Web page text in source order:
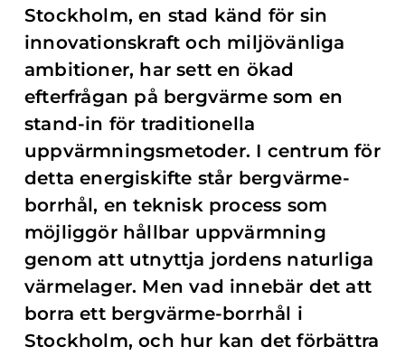
Stockholm, en stad känd för sin
innovationskraft och miljövänliga
ambitioner, har sett en ökad
efterfrågan på bergvärme som en
stand-in för traditionella
uppvärmningsmetoder. I centrum för
detta energiskifte står bergvärme-
borrhål, en teknisk process som
möjliggör hållbar uppvärmning
genom att utnyttja jordens naturliga
värmelager. Men vad innebär det att
borra ett bergvärme-borrhål i
Stockholm, och hur kan det förbättra